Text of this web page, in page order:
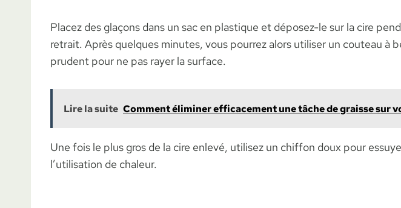
Placez des glaçons dans un sac en plastique et déposez-le sur la cire
retrait. Après quelques minutes, vous pourrez alors utiliser un couteau
prudent pour ne pas rayer la surface.
Lire la suite Comment éliminer efficacement une tâche de graisse sur
Une fois le plus gros de la cire enlevé, utilisez un chiffon doux pour
l’utilisation de chaleur.